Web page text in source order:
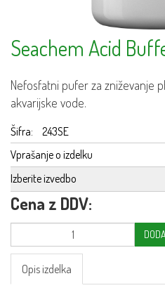
Seachem Acid
Nefosfatni pufer za zniževanje
akvarijske vode.
Šifra:
243SE
Vprašanje o izdelku
Izberite izvedbo
Cena z DDV:
Opis izdelka